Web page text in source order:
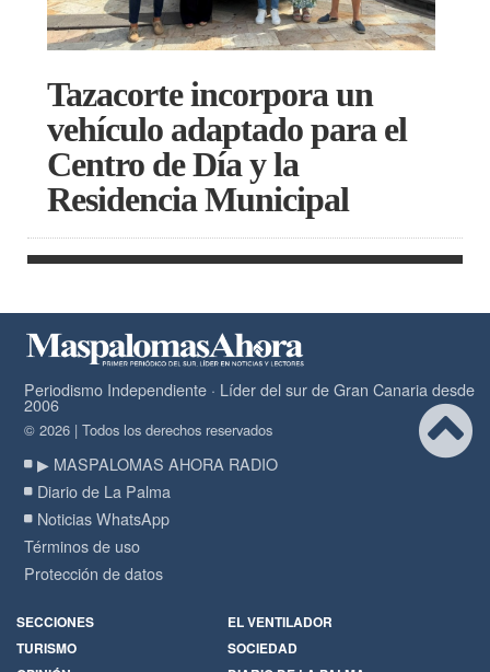
Tazacorte incorpora un
vehículo adaptado para el
Centro de Día y la
Residencia Municipal
Periodismo Independiente · Líder del sur de Gran Canaria desde
2006
© 2026 | Todos los derechos reservados
▶ MASPALOMAS AHORA RADIO
Diario de La Palma
Noticias WhatsApp
Términos de uso
Protección de datos
SECCIONES
EL VENTILADOR
TURISMO
SOCIEDAD